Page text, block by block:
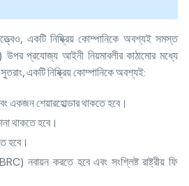
একটি নিষ্ক্রিয় কোম্পানিকে অবশ্যই সমস্ত
উপর প্রযোজ্য আইনী নিয়মাবলীর কাঠামোর মধ্যে
একটি নিষ্ক্রিয় কোম্পানিকে অবশ্যই:
একজন শেয়ারহোল্ডার থাকতে হবে।
থাকতে হবে।
হবে।
নবায়ন করতে হবে এবং সংশ্লিষ্ট রাষ্ট্রীয় ফি